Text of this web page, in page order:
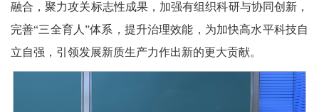
融合，聚力攻关标志性成果，加强有组织科研与协同创新，
完善“三全育人”体系，提升治理效能，为加快高水平科技自
立自强，引领发展新质生产力作出新的更大贡献。